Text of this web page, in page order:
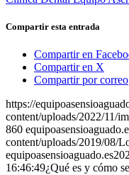
Compartir esta entrada
Compartir en
Compartir en X
Compartir por correo
https://
content/uploads/2022/11/
860
content/uploads/2019/08/
equipoasensioaguado.es
16:46:49¿Qué es y cómo